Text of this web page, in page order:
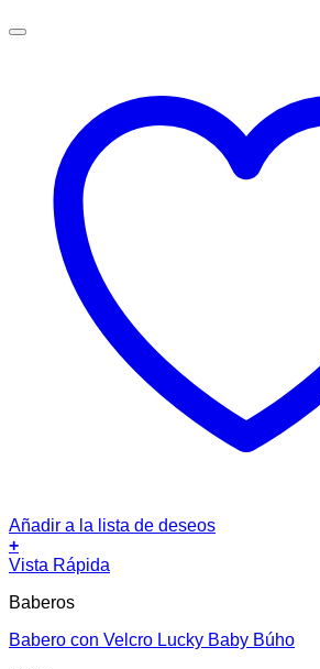
Añadir a la lista de deseos
+
Vista Rápida
Baberos
Babero con Velcro Lucky Baby Búho